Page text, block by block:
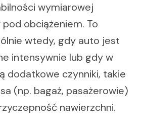
wymiarowej
obciążeniem. To
wtedy, gdy auto jest
intensywnie lub gdy w
dodatkowe czynniki, takie
(np. bagaż, pasażerowie)
nawierzchni.